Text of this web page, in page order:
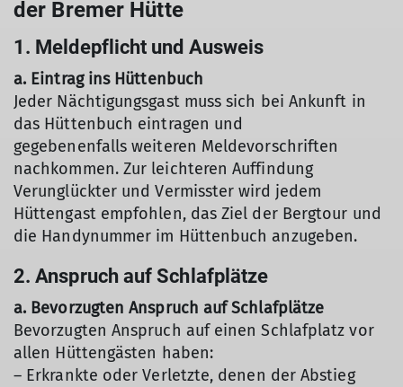
der Bremer Hütte
1. Meldepflicht und Ausweis
a. Eintrag ins Hüttenbuch
Jeder Nächtigungsgast muss sich bei Ankunft in
das Hüttenbuch eintragen und
gegebenenfalls weiteren Meldevorschriften
nachkommen. Zur leichteren Auffindung
Verunglückter und Vermisster wird jedem
Hüttengast empfohlen, das Ziel der Bergtour und
die Handynummer im Hüttenbuch anzugeben.
2. Anspruch auf Schlafplätze
a. Bevorzugten Anspruch auf Schlafplätze
Bevorzugten Anspruch auf einen Schlafplatz vor
allen Hüttengästen haben:
– Erkrankte oder Verletzte, denen der Abstieg